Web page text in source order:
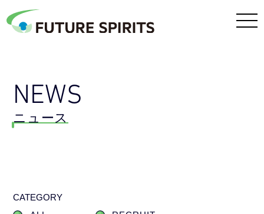
NEWS
ニュース
CATEGORY